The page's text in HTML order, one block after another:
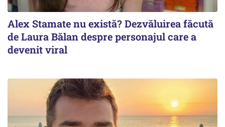
Alex Stamate nu există? Dezvăluirea făcută
de Laura Bălan despre personajul care a
devenit viral